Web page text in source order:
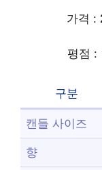
가격 :
평점
구분
캔들 사이즈
향